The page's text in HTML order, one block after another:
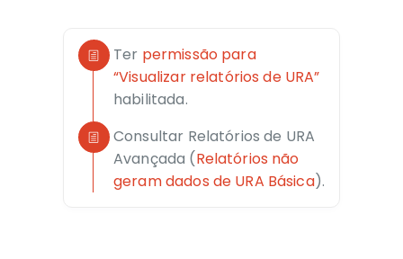
Ter permissão para
“Visualizar relatórios de URA”
habilitada.
Consultar Relatórios de URA
Avançada (Relatórios não
geram dados de URA Básica).